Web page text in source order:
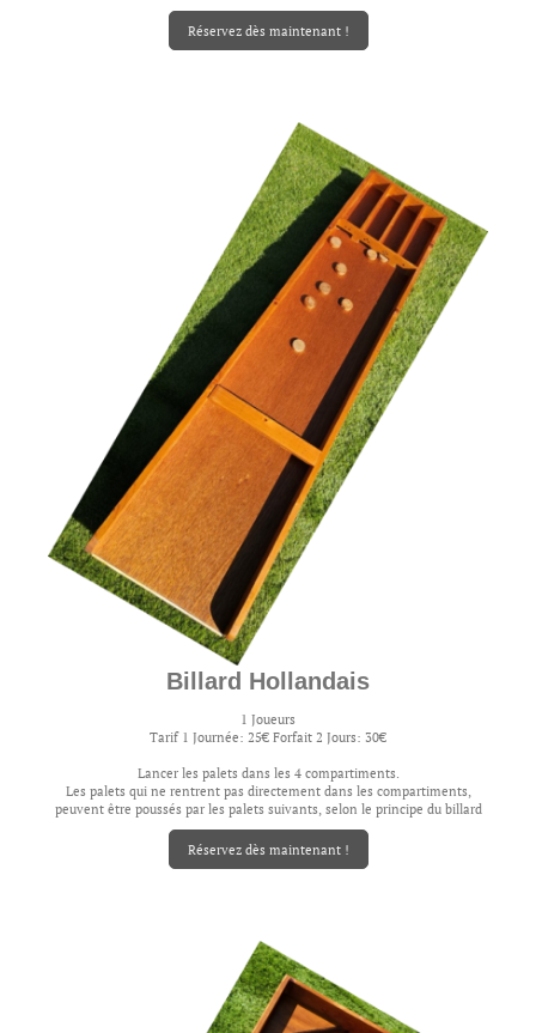
Réservez dès maintenant !
Billard Hollandais
1 Joueurs
Tarif 1 Journée: 25€ Forfait 2 Jours: 30€
Lancer les palets dans les 4 compartiments.
Les palets qui ne rentrent pas directement dans les compartiments,
peuvent être poussés par les palets suivants, selon le principe du billard
Réservez dès maintenant !